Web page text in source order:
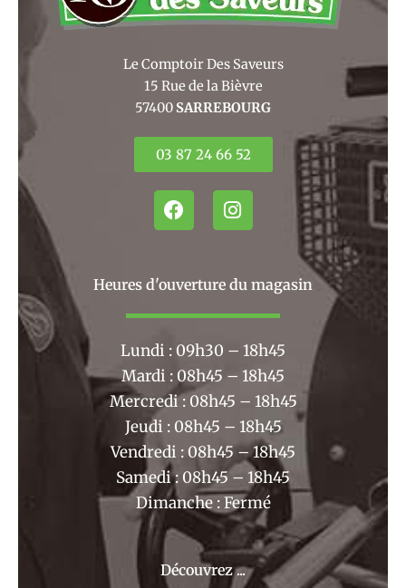
Le Comptoir Des Saveurs
15 Rue de la Bièvre
57400 SARREBOURG
03 87 24 66 52
F
a
b
o
k
I
n
a
r
m
Heures d'ouverture du magasin
Lundi : 09h30 – 18h45
Mardi : 08h45 – 18h45
Mercredi : 08h45 – 18h45
Jeudi : 08h45 – 18h45
Vendredi : 08h45 – 18h45
Samedi : 08h45 – 18h45
Dimanche : Fermé
Découvrez ...